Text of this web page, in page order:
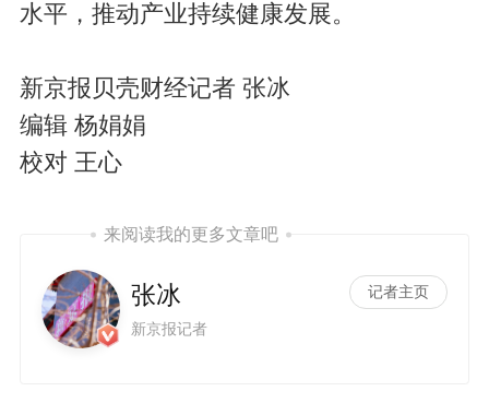
水平，推动产业持续健康发展。
新京报贝壳财经记者 张冰
编辑 杨娟娟
校对 王心
来阅读我的更多文章吧
张冰
新京报记者
记者主页